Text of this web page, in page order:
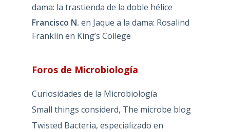
dama: la trastienda de la doble hélice
Francisco N. en Jaque a la dama: Rosalind
Franklin en King’s College
Foros de Microbiología
Curiosidades de la Microbiología
Small things considerd, The microbe blog
Twisted Bacteria, especializado en